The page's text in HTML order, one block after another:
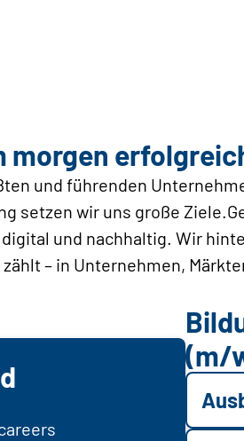
morgen
und führenden
setzen wir uns große
und nachhaltig. Wir
– in Unternehmen,
(m/